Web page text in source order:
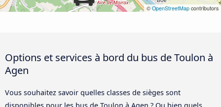
© OpenStreetMap contributors
Options et services à bord du bus de Toulon à
Agen
Vous souhaitez savoir quelles classes de sièges sont